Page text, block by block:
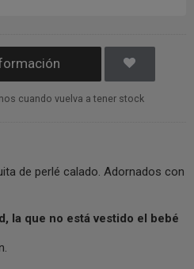
cuando vuelva a tener stock
de perlé calado. Adornados con
la que no está vestido el bebé